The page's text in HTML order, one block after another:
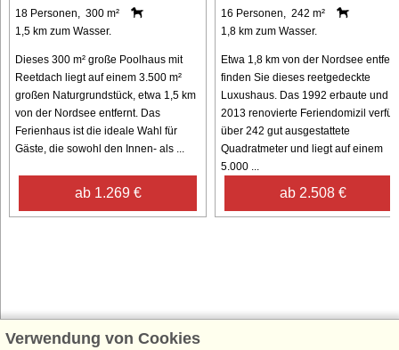
18 Personen, 300 m²
1,5 km zum Wasser.
Dieses 300 m² große Poolhaus mit
Reetdach liegt auf einem 3.500 m²
großen Naturgrundstück, etwa 1,5 km
von der Nordsee entfernt. Das
Ferienhaus ist die ideale Wahl für
Gäste, die sowohl den Innen- als ...
ab 1.269 €
16 Personen, 242 m²
1,8 km zum Wasser.
Etwa 1,8 km von der Nordsee
finden Sie dieses reetgedeckte
Luxushaus. Das 1992 erbaute und
2013 renovierte Feriendomizil
über 242 gut ausgestattete
Quadratmeter und liegt auf einem
5.000 ...
ab 2.508 €
Verwendung von Cookies